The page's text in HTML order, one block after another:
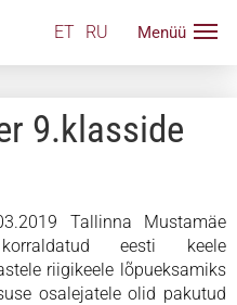
ET RU
9.klasside
Tallinna Mustamäe
eesti keele
riigikeele lõpueksamiks
osalejatele olid pakutud